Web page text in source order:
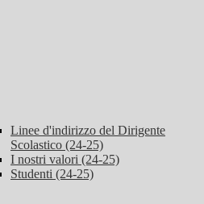
Linee d'indirizzo del Dirigente
Scolastico (24-25)
I nostri valori (24-25)
Studenti (24-25)